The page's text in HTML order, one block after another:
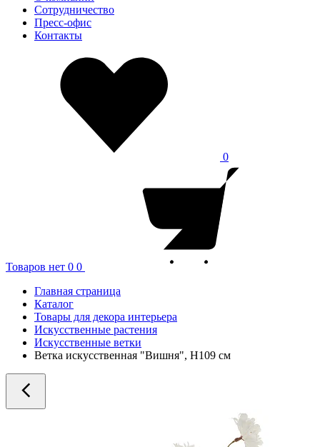
Сотрудничество
Пресс-офис
Контакты
0
Товаров нет 0 0
Главная страница
Каталог
Товары для декора интерьера
Искусственные растения
Искусственные ветки
Ветка искусственная "Вишня", H109 см